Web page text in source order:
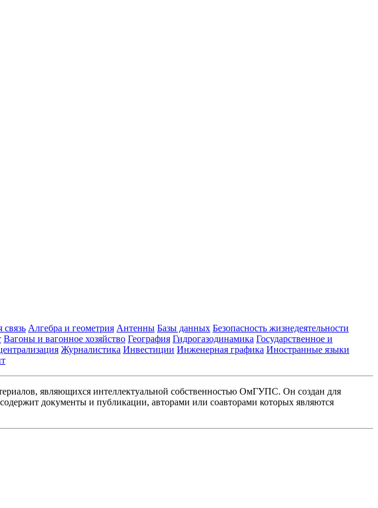
связь Алгебра и геометрия Антенны Базы данных Безопасность жизнедеятельности
Вагоны и вагонное хозяйство География Гидрогазодинамика Государственное и
Журналистика Инвестиции Инженерная графика Иностранные языки
являющихся интеллектуальной собственностью ОмГУПС. Он создан для
документы и публикации, авторами или соавторами которых являются